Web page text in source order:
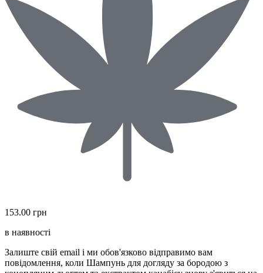
153.00 грн
в наявності
Залиште свій email і ми обов'язково відправимо вам
повідомлення, коли Шампунь для догляду за бородою з